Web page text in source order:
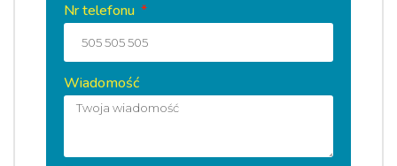
Nr telefonu
Wiadomość